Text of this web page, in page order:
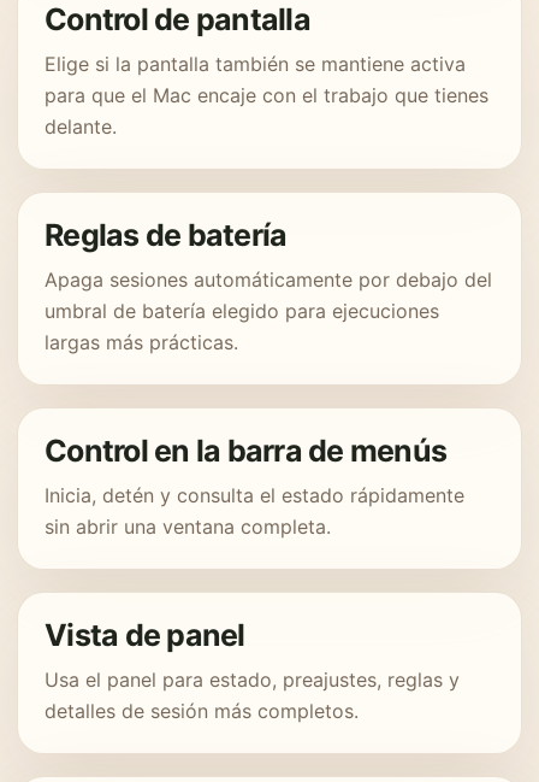
Control de pantalla
Elige si la pantalla también se mantiene activa
para que el Mac encaje con el trabajo que tienes
delante.
Reglas de batería
Apaga sesiones automáticamente por debajo del
umbral de batería elegido para ejecuciones
largas más prácticas.
Control en la barra de menús
Inicia, detén y consulta el estado rápidamente
sin abrir una ventana completa.
Vista de panel
Usa el panel para estado, preajustes, reglas y
detalles de sesión más completos.